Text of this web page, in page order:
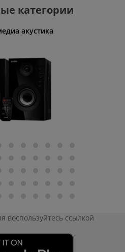
категории
акустика
воспользуйтесь ссылкой